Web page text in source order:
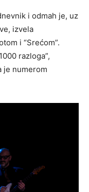
i odmah je, uz
izvela
i “Srećom”.
razloga”,
je numerom